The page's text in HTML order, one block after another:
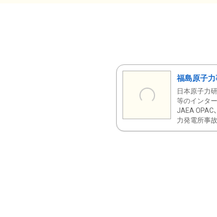
福島原子
日本原子力
等のインタ
JAEA OPAC
力発電所事